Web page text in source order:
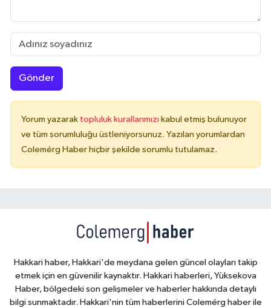
Gönder
Yorum yazarak topluluk kurallarımızı kabul etmiş bulunuyor
ve tüm sorumluluğu üstleniyorsunuz. Yazılan yorumlardan
Colemérg Haber hiçbir şekilde sorumlu tutulamaz.
Hakkari haber, Hakkari'de meydana gelen güncel olayları takip
etmek için en güvenilir kaynaktır. Hakkari haberleri, Yüksekova
Haber, bölgedeki son gelişmeler ve haberler hakkında detaylı
bilgi sunmaktadır. Hakkari'nin tüm haberlerini Colemérg haber ile